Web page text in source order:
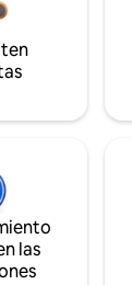
las